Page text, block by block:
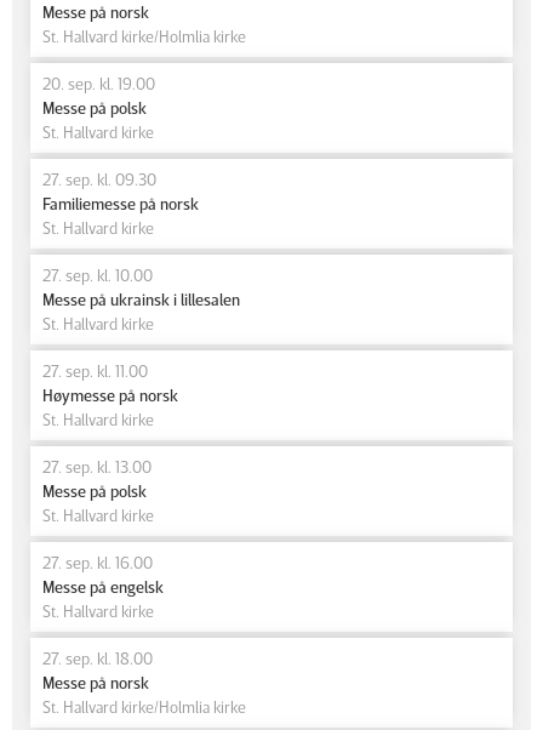
Messe på norsk
St. Hallvard kirke/Holmlia kirke
20. sep. kl. 19.00
Messe på polsk
St. Hallvard kirke
27. sep. kl. 09.30
Familiemesse på norsk
St. Hallvard kirke
27. sep. kl. 10.00
Messe på ukrainsk i lillesalen
St. Hallvard kirke
27. sep. kl. 11.00
Høymesse på norsk
St. Hallvard kirke
27. sep. kl. 13.00
Messe på polsk
St. Hallvard kirke
27. sep. kl. 16.00
Messe på engelsk
St. Hallvard kirke
27. sep. kl. 18.00
Messe på norsk
St. Hallvard kirke/Holmlia kirke